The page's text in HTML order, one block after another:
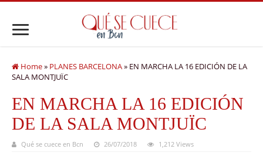
Home» PLANES BARCELONA» EN MARCHA LA 16 EDICIÓN DE LA
SALA MONTJUÏC
EN MARCHA LA 16 EDICIÓN
DE LA SALA MONTJUÏC
Qué se cuece en Bcn 26/07/2018 1,212 Views